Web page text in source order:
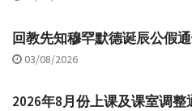
回教先知穆罕默德诞辰公假
03/08/2026
2026年8月份上课及课室调整